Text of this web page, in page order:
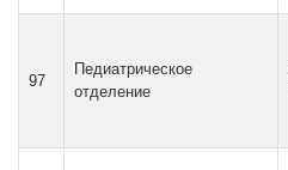
97
Педиатрическое
отделение